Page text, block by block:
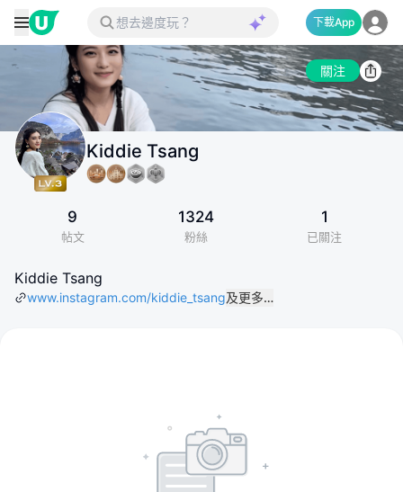
下載App
關注
Kiddie Tsang
9
帖文
1324
粉絲
1
已關注
Kiddie Tsang
www.instagram.com/kiddie_tsang及更多…